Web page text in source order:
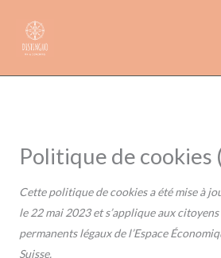
contenu
Politique de cookies
Cette politique de cookies a été mise à
le 22 mai 2023 et s’applique aux
permanents légaux de l’Espace
Suisse.